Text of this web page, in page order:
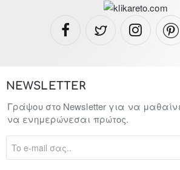
NEWSLETTER
Γράψου στο Newsletter για να
να ενημερώνεσαι πρώτος.